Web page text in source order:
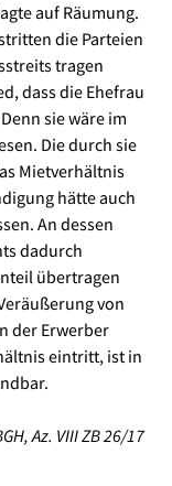
auf Räumung.
die Parteien
tragen
dass die Ehefrau
sie wäre im
Die durch sie
Mietverhältnis
hätte auch
An dessen
dadurch
übertragen
von
der Erwerber
eintritt, ist in
Az. VIII ZB 26/17